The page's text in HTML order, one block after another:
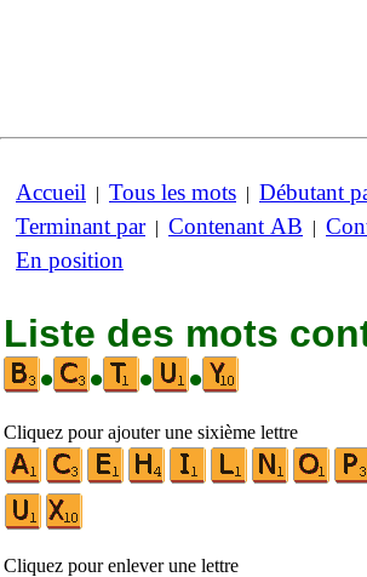
Accueil | Tous les mots | Débutant
Terminant par| Contenant AB |
En position
Liste des mots
•
• • •
Cliquez pour ajouter une sixième lettre
Cliquez pour enlever une lettre